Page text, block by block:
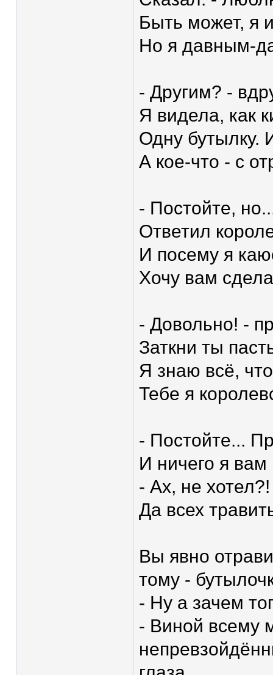
Быть может, я
Но я давным-
- Другим? -
Я видела, как
Одну бутылку.
А кое-что - с
- Постойте,
Ответил
И посему я
Хочу вам
- Довольно! -
Заткни ты
Я знаю всё,
Тебе я
- Постойте...
И ничего я вам
- Ах, не
Да всех
Вы явно
тому -
- Ну а зачем
- Виной